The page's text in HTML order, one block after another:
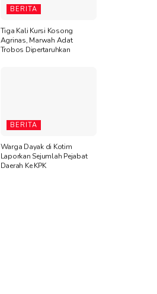
BERITA
Tiga Kali Kursi Kosong
Agrinas, Marwah Adat
Trobos Dipertaruhkan
BERITA
Warga Dayak di Kotim
Laporkan Sejumlah Pejabat
Daerah Ke KPK